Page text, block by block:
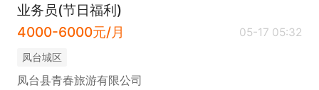
业务员(节日福利)
4000-6000元/月
05-17 05:32
凤台城区
凤台县青春旅游有限公司